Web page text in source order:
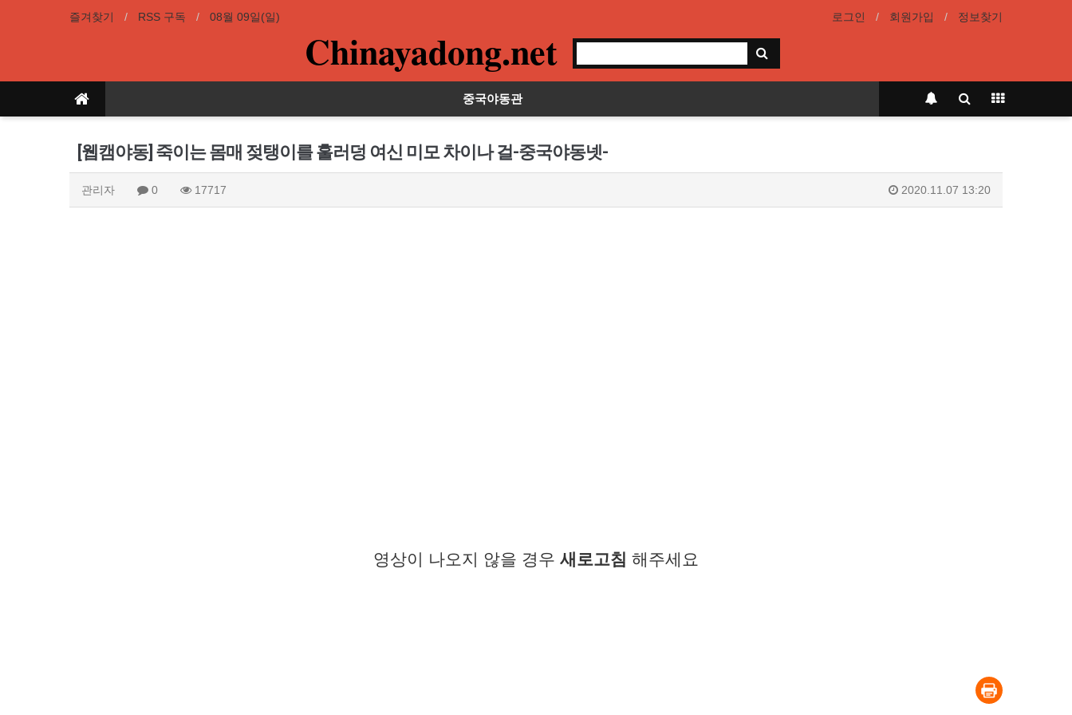
즐겨찾기 RSS 구독 08월 09일(일) 로그인 회원가입 정보찾기
Chinayadong.net
중국야동관
[웹캠야동] 죽이는 몸매 젖탱이를 훌러덩 여신 미모 차이나 걸-중국야동넷-
관리자 0 17717 2020.11.07 13:20
영상이 나오지 않을 경우 새로고침 해주세요